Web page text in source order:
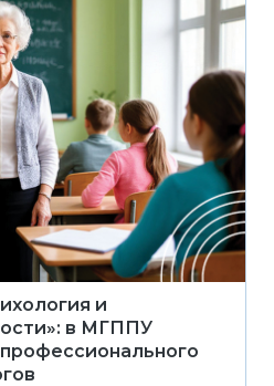
и
в МГППУ